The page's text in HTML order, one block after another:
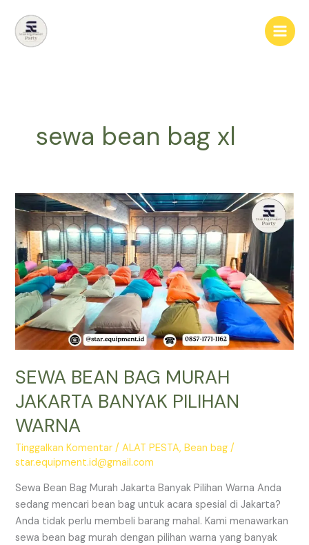
konten
sewa bean bag xl
SEWA BEAN BAG MURAH
JAKARTA BANYAK PILIHAN
WARNA
Tinggalkan Komentar /ALAT PESTA,Bean bag /
star.equipment.id@gmail.com
Sewa Bean Bag Murah Jakarta Banyak Pilihan Warna Anda
sedang mencari bean bag untuk acara spesial di Jakarta?
Anda tidak perlu membeli barang mahal. Kami menawarkan
sewa bean bag murah dengan pilihan warna yang banyak